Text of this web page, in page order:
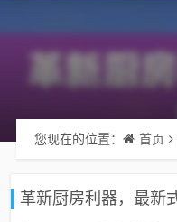
您现在的位置： 首页
革新厨房利器，最新